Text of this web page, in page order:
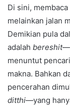
Di sini,
melainkan jalan
Demikian pula
adalah bereshit
menuntut
makna. Bahkan
pencerahan
ditthi—yang